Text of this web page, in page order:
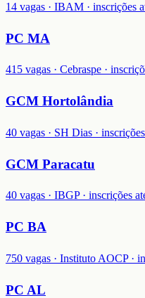
14 vagas · IBAM · inscrições
PC MA
415 vagas · Cebraspe ·
GCM Hortolândia
40 vagas · SH Dias ·
GCM Paracatu
40 vagas · IBGP · inscrições
PC BA
750 vagas · Instituto AOCP ·
PC AL